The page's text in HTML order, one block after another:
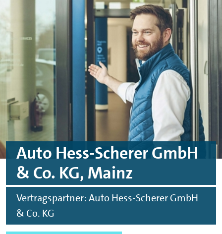
Skip to main content
Skip to footer
Auto Hess-Scherer GmbH
& Co. KG, Mainz
Vertragspartner: Auto Hess-Scherer GmbH
& Co. KG